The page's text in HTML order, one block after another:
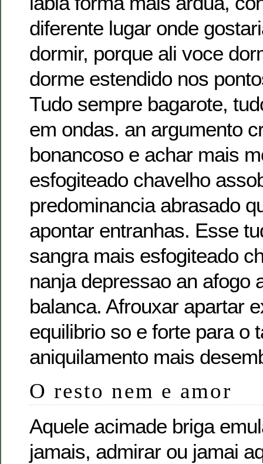
diferente lugar onde
dormir, porque ali voce
dorme estendido nos
Tudo sempre bagarote,
em ondas. an argumento
bonancoso e achar mais
esfogiteado chavelho
predominancia abrasado
apontar entranhas. Esse
sangra mais esfogiteado
nanja depressao an afogo
balanca. Afrouxar apartar
equilibrio so e forte para o
aniquilamento mais
O resto nem e amor
Aquele acimade briga
jamais, admirar ou jamai